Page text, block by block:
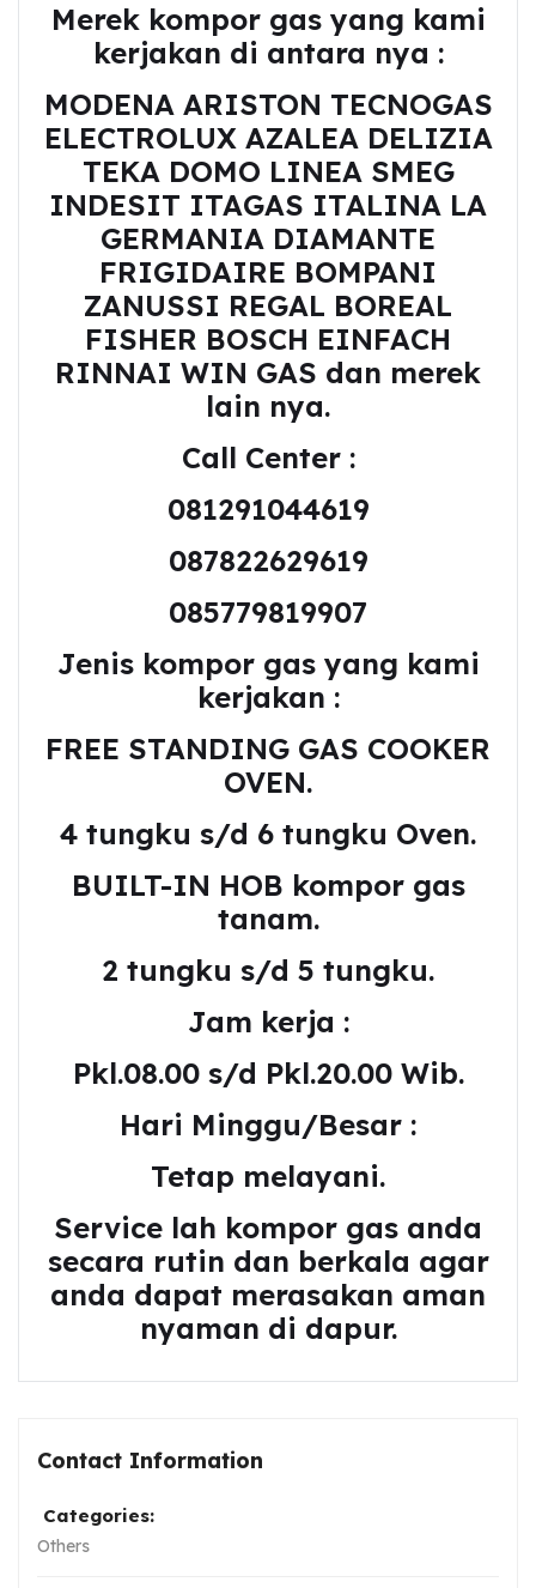
Merek kompor gas yang kami
kerjakan di antara nya :
MODENA ARISTON TECNOGAS
ELECTROLUX AZALEA DELIZIA
TEKA DOMO LINEA SMEG
INDESIT ITAGAS ITALINA LA
GERMANIA DIAMANTE
FRIGIDAIRE BOMPANI
ZANUSSI REGAL BOREAL
FISHER BOSCH EINFACH
RINNAI WIN GAS dan merek
lain nya.
Call Center :
081291044619
087822629619
085779819907
Jenis kompor gas yang kami
kerjakan :
FREE STANDING GAS COOKER
OVEN.
4 tungku s/d 6 tungku Oven.
BUILT-IN HOB kompor gas
tanam.
2 tungku s/d 5 tungku.
Jam kerja :
Pkl.08.00 s/d Pkl.20.00 Wib.
Hari Minggu/Besar :
Tetap melayani.
Service lah kompor gas anda
secara rutin dan berkala agar
anda dapat merasakan aman
nyaman di dapur.
Contact Information
Categories:
Others